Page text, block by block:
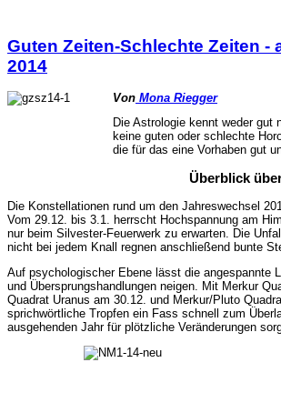
Guten Zeiten-Schlechte Zeiten -
2014
Von Mona Riegger
Die Astrologie kennt weder
keine guten oder schlechte
die für das eine Vorhaben gut
Überblick über
Die Konstellationen rund um den Jahreswechsel
Vom 29.12. bis 3.1. herrscht Hochspannung am
nur beim Silvester-Feuerwerk zu erwarten. Die
nicht bei jedem Knall regnen anschließend bunte
Auf psychologischer Ebene lässt die angespannte
und Übersprungshandlungen neigen. Mit Merkur
Quadrat Uranus am 30.12. und Merkur/Pluto
sprichwörtliche Tropfen ein Fass schnell zum
ausgehenden Jahr für plötzliche Veränderungen